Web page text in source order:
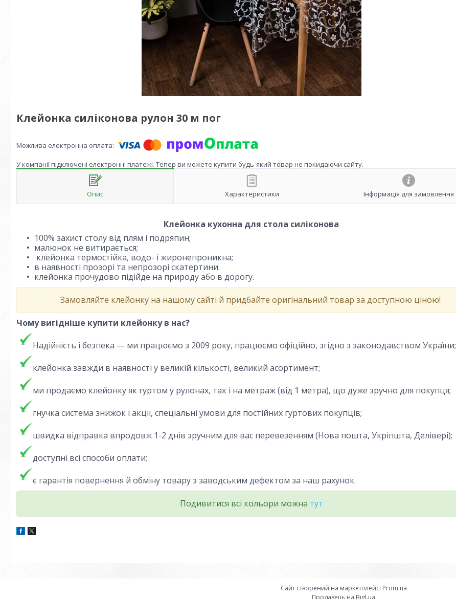
Клейонка силіконова рулон 30 м пог
У компанії підключені електронні платежі. Тепер ви можете купити будь-який товар не покидаючи сайту.
Опис Характеристики Інформація для замовлення
Клейонка кухонна для стола силіконова
100% захист столу від плям і подряпин;
малюнок не витирається;
клейонка термостійка, водо- і жиронепроникна;
в наявності прозорі та непрозорі скатертини.
клейонка прочудово підійде на природу або в дорогу.
Замовляйте клейонку на нашому сайті й придбайте оригінальний товар за доступною ціною!
Чому вигідніше купити клейонку в нас?
Надійність і безпека — ми працюємо з 2009 року, працюємо офіційно, згідно з законодавством України;
клейонка завжди в наявності у великій кількості, великий асортимент;
ми продаємо клейонку як гуртом у рулонах, так і на метраж (від 1 метра), що дуже зручно для покупця;
гнучка система знижок і акції, спеціальні умови для постійних гуртових покупців;
швидка відправка впродовж 1-2 днів зручним для вас перевезенням (Нова пошта, Укріпшта, Делівері);
доступні всі способи оплати;
є гарантія повернення й обміну товару з заводським дефектом за наш рахунок.
Подивитися всі кольори можна тут
Сайт створений на маркетплейсі Prom.ua
Продавець на Bigl.ua